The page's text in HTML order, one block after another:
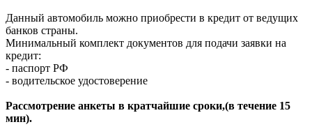
Данный автомобиль можно приобрести в кредит от ведущих
банков страны.
Минимальный комплект документов для подачи заявки на
кредит:
- паспорт РФ
- водительское удостоверение
Рассмотрение анкеты в кратчайшие сроки,(в течение 15
мин).